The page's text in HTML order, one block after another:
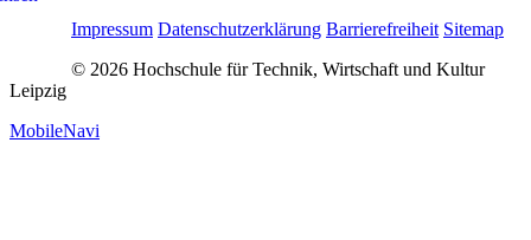
Impressum Datenschutzerklärung Barrierefreiheit Sitemap
© 2026 Hochschule für Technik, Wirtschaft und Kultur
Leipzig
MobileNavi